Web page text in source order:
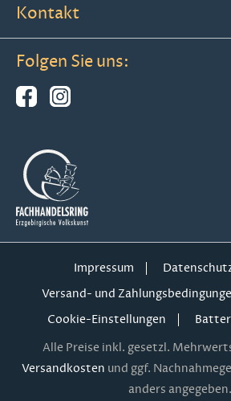
Kontakt
Folgen Sie uns:
Impressum
Versand- und
Cookie-Einstellungen
Alle Preise inkl. gesetzl.
Versandkosten und ggf.
anders angegeben.